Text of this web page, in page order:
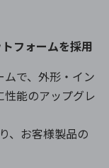
フォームを採用
で、外形・イン
性能のアップグレ
、お客様製品の